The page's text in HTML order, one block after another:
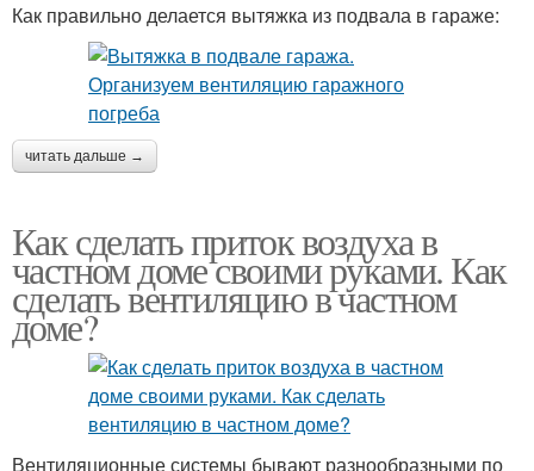
Как правильно делается вытяжка из подвала в гараже:
читать дальше →
Как сделать приток воздуха в
частном доме своими руками. Как
сделать вентиляцию в частном
доме?
Вентиляционные системы бывают разнообразными по